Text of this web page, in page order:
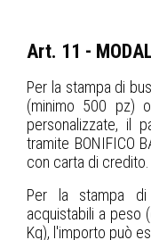
Art. 11 -
Per la stampa di
(minimo 500 pz)
personalizzate, il
tramite BONIFICO
con carta di credito.
Per la stampa di
acquistabili a peso
Kg), l'importo può